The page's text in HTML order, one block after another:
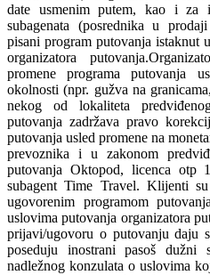
date usmenim putem, kao i za
subagenata (posrednika u
pisani program putovanja istaknut
organizatora
promene programa putovanja
okolnosti (npr. gužva na
nekog od lokaliteta
putovanja zadržava pravo
putovanja usled promene na
prevoznika i u zakonom
putovanja Oktopod, licenca otp
subagent Time Travel. Klijenti
ugovorenim programom
uslovima putovanja organizatora
prijavi/ugovoru o putovanju daju
poseduju inostrani pasoš
nadležnog konzulata o uslovima